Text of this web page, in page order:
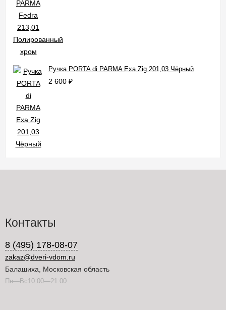
Ручка PORTA di PARMA Exa Zig 201,03 Чёрный
2 600 ₽
Контакты
8 (495) 178-08-07
zakaz@dveri-vdom.ru
Балашиха, Московская область
Пн—Вс10:00—21:00